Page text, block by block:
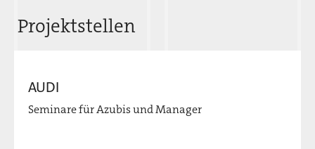
Projektstellen
AUDI
Seminare für Azubis und Manager